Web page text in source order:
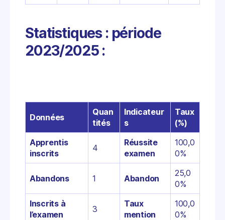
Statistiques : période
2023/2025 :
Données
Quan
tités
Indicateur
s
Taux
(%)
Apprentis
inscrits
4
Réussite
examen
100,0
0%
Abandons 1 Abandon
25,0
0%
Inscrits à
l’examen
3
Taux
mention
100,0
0%